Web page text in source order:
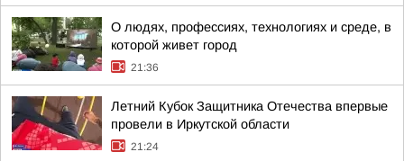
О людях, профессиях, технологиях и среде, в
которой живет город
21:36
Летний Кубок Защитника Отечества впервые
провели в Иркутской области
21:24